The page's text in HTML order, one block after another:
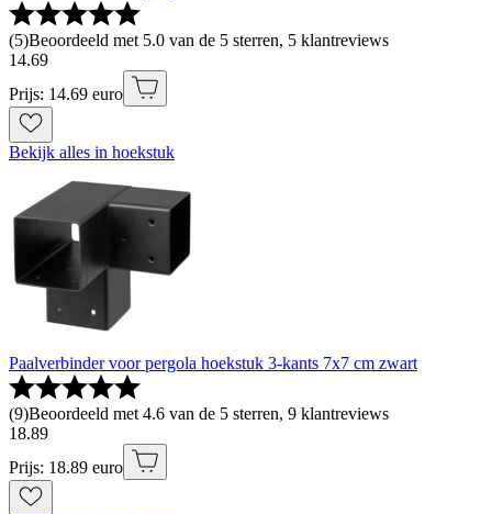
(5)Beoordeeld met 5.0 van de 5 sterren, 5 klantreviews
14.69
Prijs: 14.69 euro
Bekijk alles in hoekstuk
Paalverbinder voor pergola hoekstuk 3-kants 7x7 cm zwart
(9)Beoordeeld met 4.6 van de 5 sterren, 9 klantreviews
18.89
Prijs: 18.89 euro